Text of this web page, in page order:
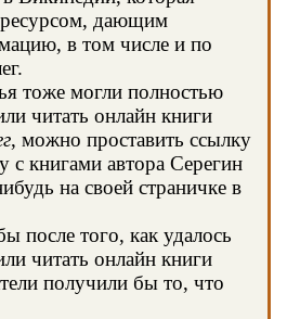
дающим
в том числе и по
тоже могли полностью
читать онлайн книги
, можно проставить ссылку
с книгами автора Серегин
на своей страничке в
после того, как удалось
читать онлайн книги
получили бы то, что